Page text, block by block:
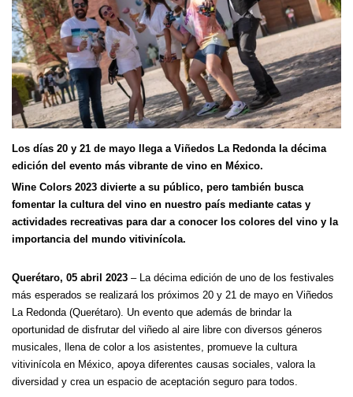
Los días 20 y 21 de mayo llega a Viñedos La Redonda la décima
edición del evento más vibrante de vino en México.
Wine Colors 2023 divierte a su público, pero también busca
fomentar la cultura del vino en nuestro país mediante catas y
actividades recreativas para dar a conocer los colores del vino y la
importancia del mundo vitivinícola.
Querétaro, 05 abril 2023 – La décima edición de uno de los festivales
más esperados se realizará los próximos 20 y 21 de mayo en Viñedos
La Redonda (Querétaro). Un evento que además de brindar la
oportunidad de disfrutar del viñedo al aire libre con diversos géneros
musicales, llena de color a los asistentes, promueve la cultura
vitivinícola en México, apoya diferentes causas sociales, valora la
diversidad y crea un espacio de aceptación seguro para todos.